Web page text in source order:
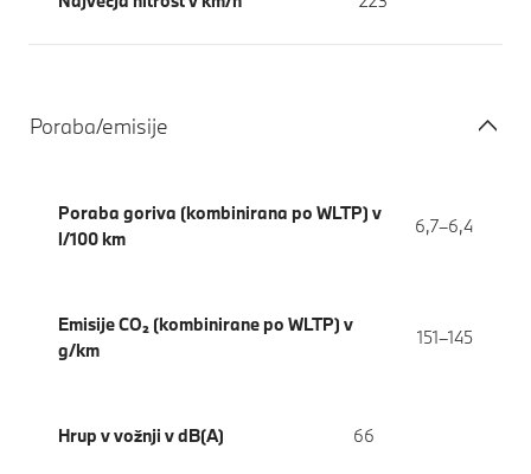
Poraba/emisije
Poraba goriva (kombinirana po WLTP) v
l/100 km
6,7–6,4
Emisije CO₂ (kombinirane po WLTP) v
g/km
151–145
Hrup v vožnji v dB(A) 66